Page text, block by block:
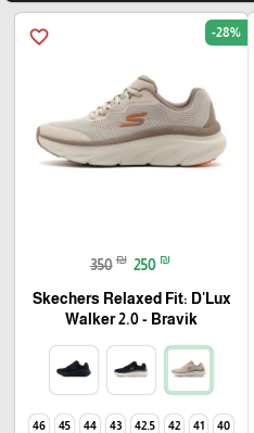
favorite_border -28%
350 ₪ 250 ₪
Skechers Relaxed Fit: D'Lux
Walker 2.0 - Bravik
40
41
42
42.5
43
44
45
46